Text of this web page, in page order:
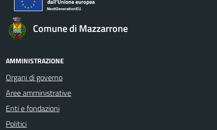
Comune di Mazzarrone
AMMINISTRAZIONE
Organi di governo
Aree amministrative
Enti e fondazioni
Politici